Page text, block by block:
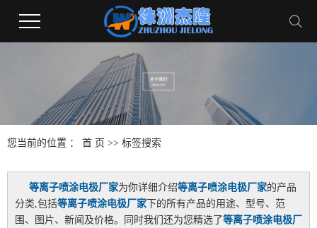
您当前的位置 ： 首 页 >> 标签搜索
等离子喷涂电极厂家为你详细介绍等离子喷涂电极厂家的产品
分类,包括等离子喷涂电极厂家下的所有产品的用途、型号、范
围、图片、新闻及价格。同时我们还为您精选了等离子喷涂电极厂